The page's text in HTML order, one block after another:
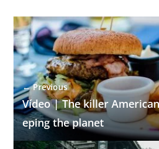
← Previous
Vídeo | The killer
eping the planet